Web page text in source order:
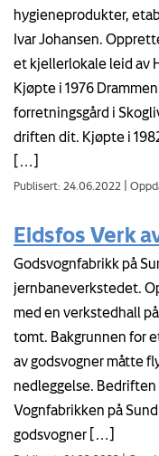
hygieneprodukter,
Ivar Johansen.
et kjellerlokale leid av
Kjøpte i 1976
forretningsgård i
driften dit. Kjøpte i
[…]
Publisert: 24.06.2022
Eidsfos Verk
Godsvognfabrikk på
jernbaneverkstedet.
med en verkstedhall
tomt. Bakgrunnen for
av godsvogner måtte
nedleggelse.
Vognfabrikken på
godsvogner […]